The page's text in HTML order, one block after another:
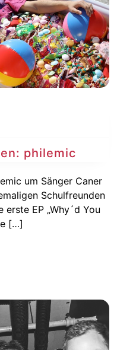
philemic
um Sänger Caner
Schulfreunden
EP „Why´d You
[…]